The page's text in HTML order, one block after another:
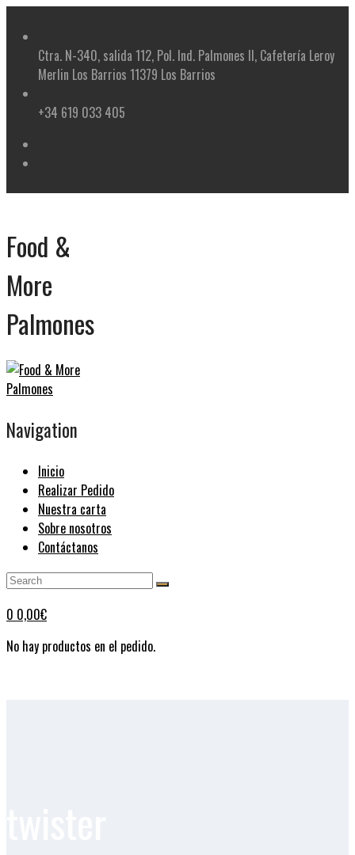
contentCtra. N-340, salida 112, Pol. Ind. Palmones II, Cafetería Leroy
Merlin Los Barrios 11379 Los Barrios
+34 619 033 405
Food &
More
Palmones
Navigation
Inicio
Realizar Pedido
Nuestra carta
Sobre nosotros
Contáctanos
0 0,00€
No hay productos en el pedido.